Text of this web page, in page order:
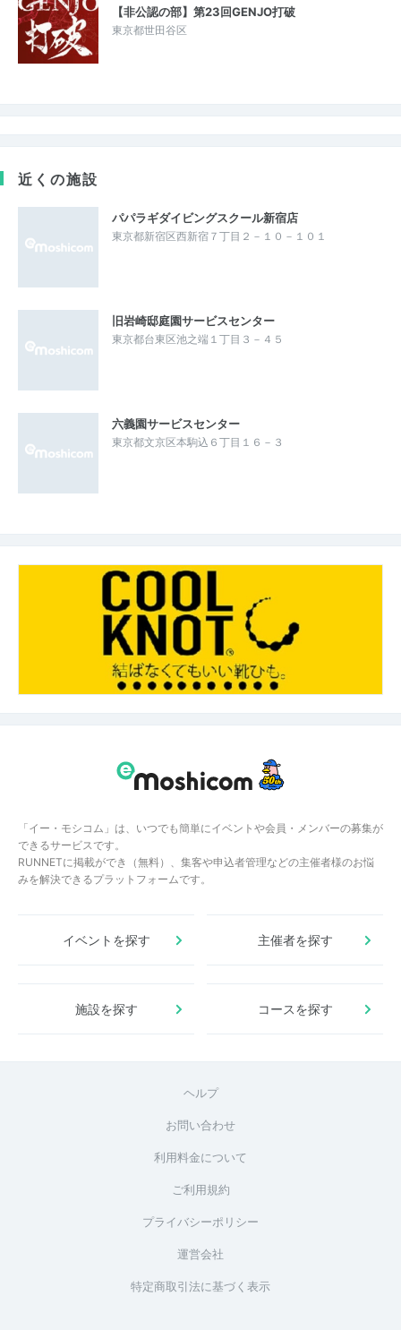
【非公認の部】第23回GENJO打破
東京都世田谷区
近くの施設
パパラギダイビングスクール新宿店
東京都新宿区西新宿７丁目２－１０－１０１
旧岩崎邸庭園サービスセンター
東京都台東区池之端１丁目３－４５
六義園サービスセンター
東京都文京区本駒込６丁目１６－３
「イー・モシコム」は、いつでも簡単にイベントや会員・メンバーの募集が
できるサービスです。
RUNNETに掲載ができ（無料）、集客や申込者管理などの主催者様のお悩
みを解決できるプラットフォームです。
イベントを探す 主催者を探す
施設を探す コースを探す
ヘルプ
お問い合わせ
利用料金について
ご利用規約
プライバシーポリシー
運営会社
特定商取引法に基づく表示